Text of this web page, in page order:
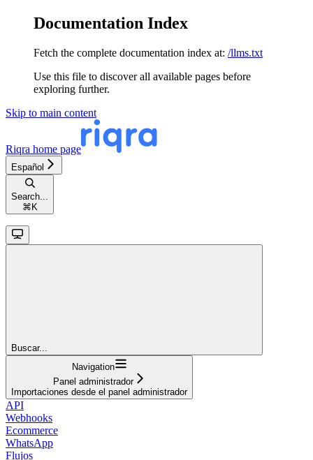
Documentation Index
Fetch the complete documentation index at: /llms.txt
Use this file to discover all available pages before
exploring further.
Skip to main content
Riqra home page
Español
Search...
⌘ K
Buscar...
Navigation
Panel administrador
Importaciones desde el panel administrador
API
Webhooks
Ecommerce
WhatsApp
Flujos